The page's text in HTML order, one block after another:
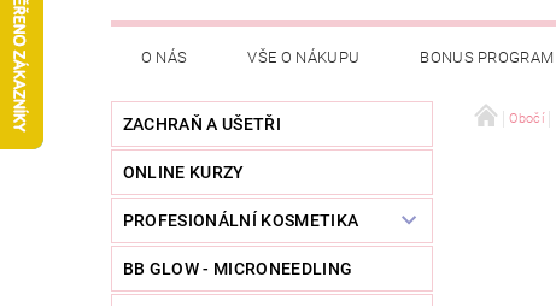
O NÁS VŠE O NÁKUPU BONUS PROGRAM
ZACHRAŇ A UŠETŘI
ONLINE KURZY
PROFESIONÁLNÍ KOSMETIKA
BB GLOW - MICRONEEDLING
Obočí